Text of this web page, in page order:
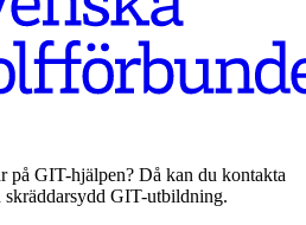
på GIT-hjälpen? Då kan du kontakta
GIT-utbildning.